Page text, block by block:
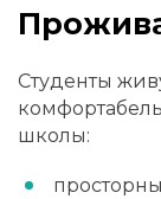
Студенты
школы: